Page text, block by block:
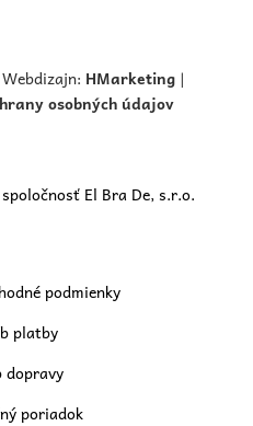
HMarketing |
osobných údajov
El Bra De, s.r.o.
podmienky
platby
dopravy
poriadok